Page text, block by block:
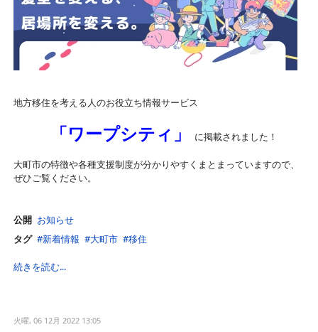
地方移住を考える人のお役立ち情報サービス
「ワープシティ」 に掲載されました！
大町市の特徴や各種支援制度が分かりやすくまとまっていますので、
ぜひご覧ください。
公開 お知らせ
タグ
新着情報 大町市 移住
続きを読む...
火曜, 06 12月 2022 13:05